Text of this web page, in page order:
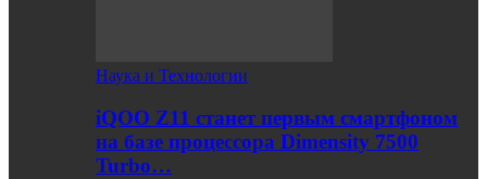
Наука и Технологии
iQOO Z11 станет первым смартфоном
на базе процессора Dimensity 7500
Turbo…